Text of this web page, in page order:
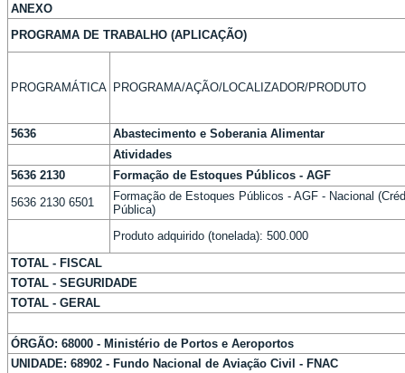
ANEXO
PROGRAMA DE TRABALHO (APLICAÇÃO)
PROGRAMÁTICA PROGRAMA/AÇÃO/LOCALIZADOR/PRODUTO
5636
Abastecimento e Soberania Alimentar
Atividades
5636 2130
Formação de Estoques Públicos - AGF
5636 2130 6501
Formação de Estoques Públicos - AGF - Nacional
Pública)
Produto adquirido (tonelada): 500.000
TOTAL - FISCAL
TOTAL - SEGURIDADE
TOTAL - GERAL
ÓRGÃO: 68000 - Ministério de Portos e Aeroportos
UNIDADE: 68902 - Fundo Nacional de Aviação Civil - FNAC